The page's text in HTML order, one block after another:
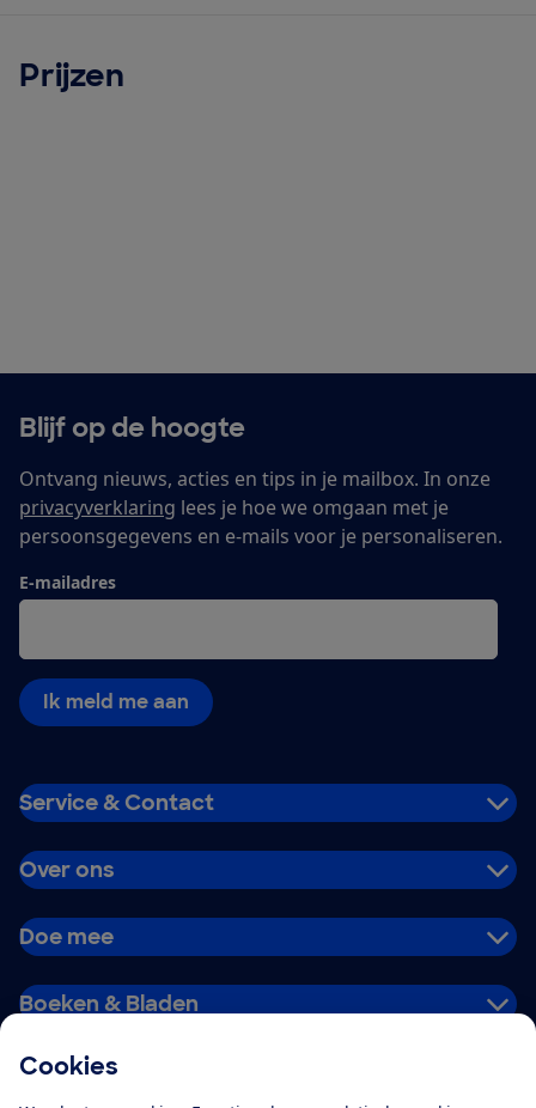
Cookies
Prijzen
Blijf op de hoogte
Ontvang nieuws, acties en tips in je mailbox. In onze
privacyverklaring lees je hoe we omgaan met je
persoonsgegevens en e-mails voor je personaliseren.
E-mailadres
Ik meld me aan
Service & Contact
Over ons
Doe mee
Boeken & Bladen